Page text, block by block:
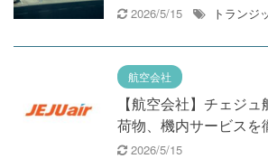
2026/5/15 トランジ
航空会社
【航空会社】チェジ
荷物、機内サービスを
2026/5/15